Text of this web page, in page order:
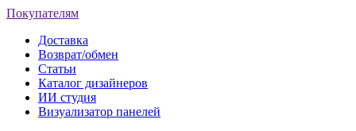
Покупателям
Доставка
Возврат/обмен
Статьи
Каталог дизайнеров
ИИ студия
Визуализатор панелей